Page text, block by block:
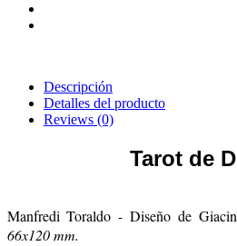
Descripción
Detalles del producto
Reviews (0)
Tarot de
Manfredi Toraldo - Diseño de
66x120 mm.